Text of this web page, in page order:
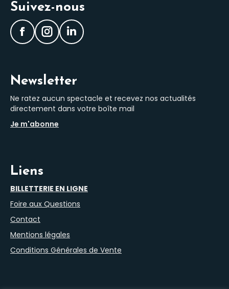
Suivez-nous
Facebook
InstagramLinkedIn
Newsletter
Ne ratez aucun spectacle et recevez nos actualités
directement dans votre boîte mail
Je m'abonne
Liens
BILLETTERIE EN LIGNE
Foire aux Questions
Contact
Mentions légales
Conditions Générales de Vente